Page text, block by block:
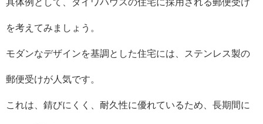
具体例として、ダイワハウスの住宅に採用される郵便受け
を考えてみましょう。
モダンなデザインを基調とした住宅には、ステンレス製の
郵便受けが人気です。
これは、錆びにくく、耐久性に優れているため、長期間に